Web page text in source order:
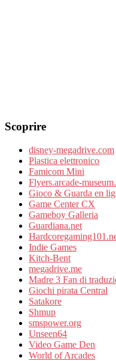
Scoprire
disney-megadrive.com
Plastica elettronico
Famicom Mini
Flyers.arcade-
Gioco & Guarda en
Game Center CX
Gameboy Galleria
Guardiana.net
Indie Games
Kitch-Bent
megadrive.me
Madre 3 Fan di
Giochi pirata Central
Satakore
Shmup
smspower.org
Unseen64
Video Game Den
World of Arcades